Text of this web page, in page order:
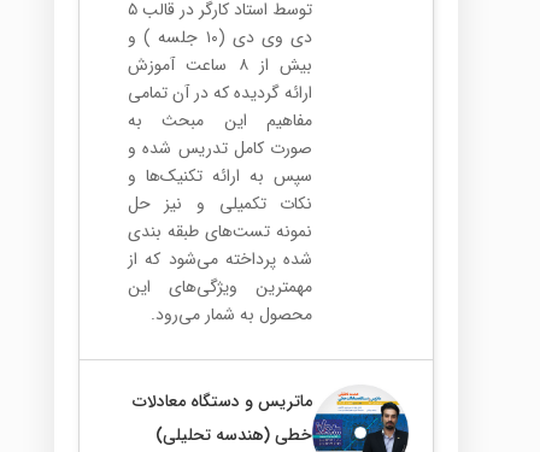
توسط استاد کارگر در قالب ۵
دی وی دی (۱۰ جلسه ) و
بیش از ۸ ساعت آموزش
ارائه گردیده که در آن تمامی
مفاهیم این مبحث به
صورت کامل تدریس شده و
سپس به ارائه تکنیک‌ها و
نکات تکمیلی و نیز حل
نمونه تست‌های طبقه بندی
شده پرداخته می‌شود که از
مهمترین ویژگی‌های این
محصول به شمار می‌رود.
ماتریس و دستگاه معادلات
خطی (هندسه تحلیلی)